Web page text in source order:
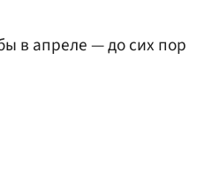
в апреле — до сих пор